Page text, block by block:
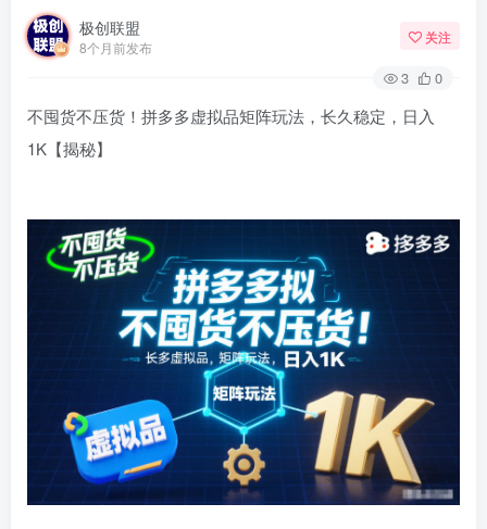
极创联盟
8个月前发布
关注
3 0
不囤货不压货！拼多多虚拟品矩阵玩法，长久稳定，日入
1K【揭秘】